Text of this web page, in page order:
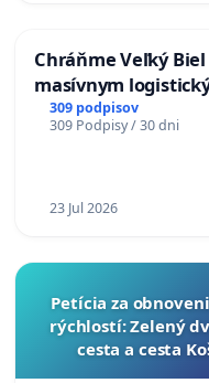
Chráňme Veľký
masívnym
309 podpisov
309 Podpisy / 30 dni
23 Jul 2026
​Petícia za
rýchlostí: Zelený
cesta a cesta